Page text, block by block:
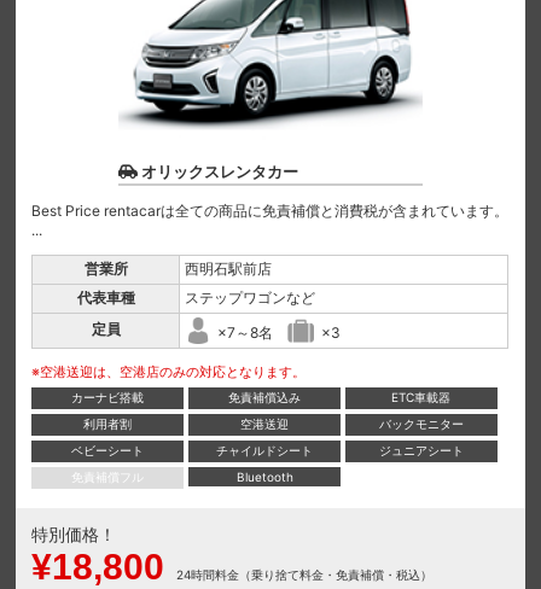
オリックスレンタカー
Best Price rentacarは全ての商品に免責補償と消費税が含まれています。
...
営業所
西明石駅前店
代表車種
ステップワゴンなど
定員
×7～8名 ×3
※空港送迎は、空港店のみの対応となります。
カーナビ搭載 免責補償込み
ETC車載器
利用者割
空港送迎
バックモニター
ベビーシート
チャイルドシート
ジュニアシート
免責補償フル
Bluetooth
特別価格！
¥18,800 24時間料金（乗り捨て料金・免責補償・税込）